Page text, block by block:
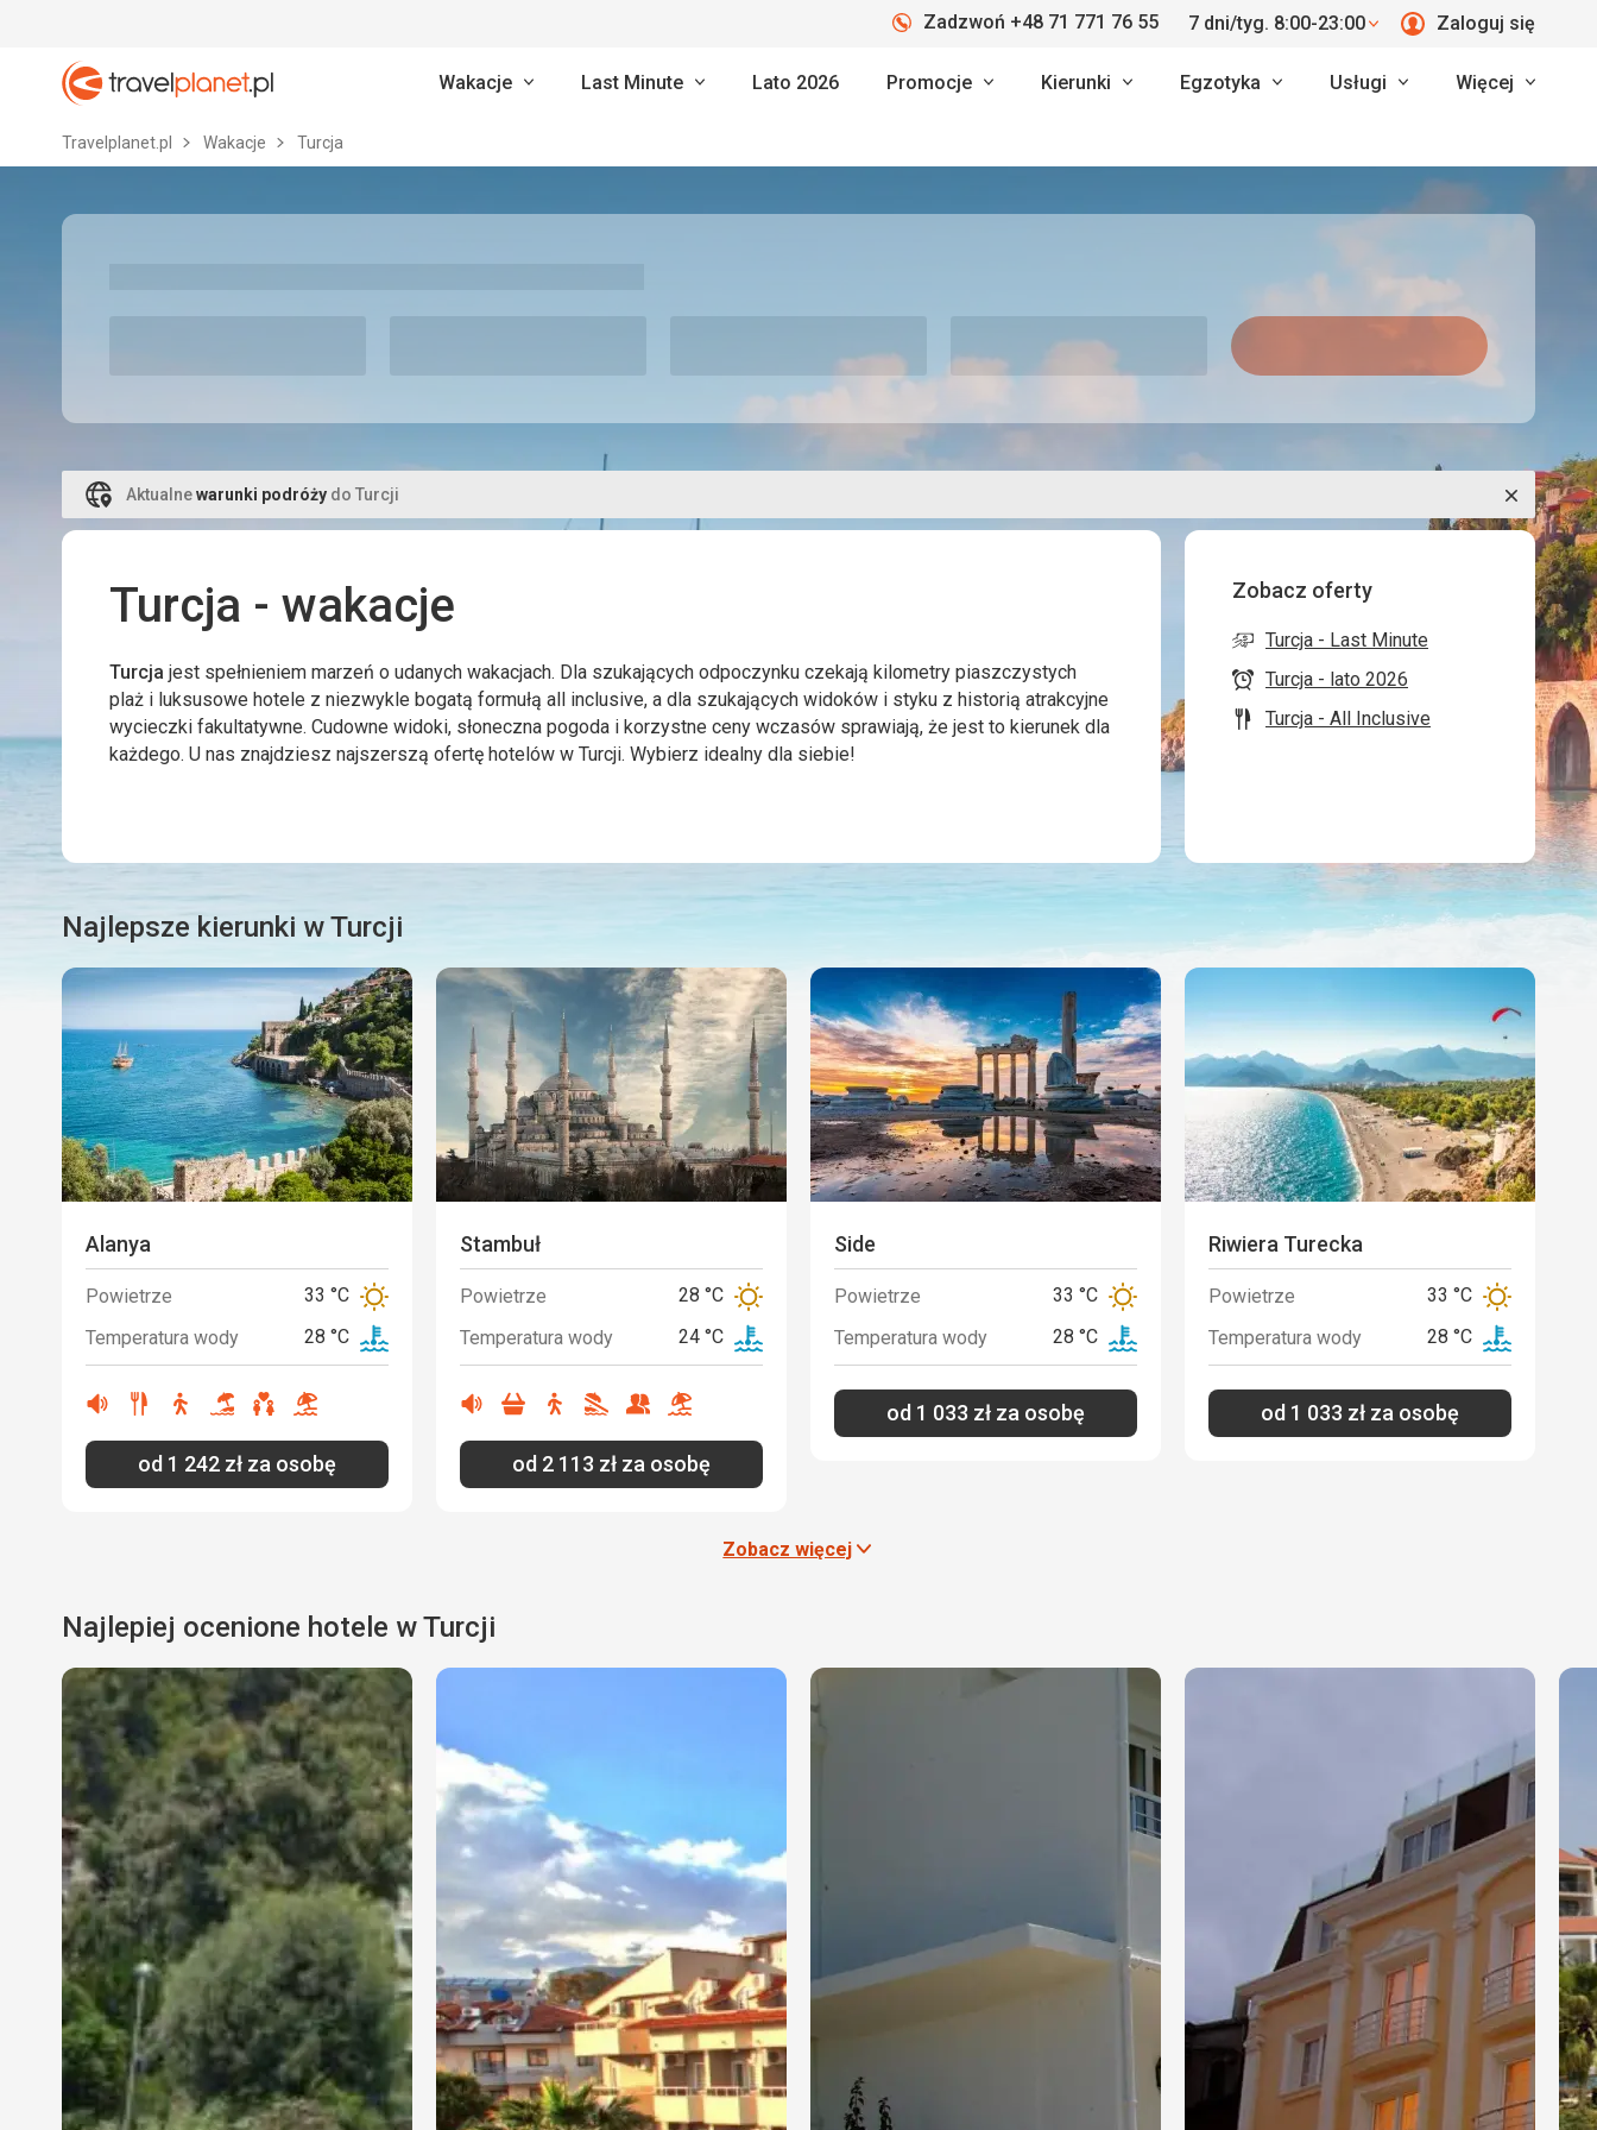
Travelplanet.pl
Zadzwoń +48 71 771 76 55 7 dni/tyg. 8:00-23:00 Zaloguj się
Wakacje Last Minute Lato 2026 Promocje Kierunki Egzotyka Usługi Więcej
Travelplanet.pl Wakacje Turcja
Aktualnewarunki podróży do Turcji Zamknij
Turcja - wakacje
Turcja jest spełnieniem marzeń o udanych wakacjach. Dla szukających odpoczynku czekają kilometry piaszczystych
plaż i luksusowe hotele z niezwykle bogatą formułą all inclusive, a dla szukających widoków i styku z historią atrakcyjne
wycieczki fakultatywne. Cudowne widoki, słoneczna pogoda i korzystne ceny wczasów sprawiają, że jest to kierunek dla
każdego. U nas znajdziesz najszerszą ofertę hotelów w Turcji. Wybierz idealny dla siebie!
Zobacz oferty
Turcja - Last Minute
Turcja - lato 2026
Turcja - All Inclusive
Najlepsze kierunki w Turcji
Alanya
Powietrze
33 °C
Temperatura wody
28 °C
miejsce
Ano
restauracja
Ano
turystyka
Ano
plaża
Ano
odpowiedni
par
Ano
plażowanie
Ano
od 1 242 zł za osobę
Stambuł
Powietrze
28 °C
Temperatura wody
24 °C
miejsce
Ano
zakupy
Ano
turystyka
Ano
bez
Ano
nadaje
dla
grup
Ano
plażowanie
Ano
od 2 113 zł za osobę
Side
Powietrze
33 °C
Temperatura wody
28 °C
od 1 033 zł za osobę
Riwiera Turecka
Powietrze
33 °C
Temperatura wody
28 °C
od 1 033 zł za osobę
Zobacz więcej
Najlepiej ocenione hotele w Turcji